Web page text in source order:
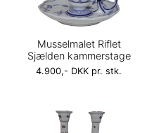
Musselmalet Riflet
Sjælden kammerstage
4.900,- DKK pr. stk.